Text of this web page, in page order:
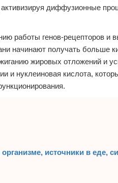
диффузионные
работы генов-рецепторов и
начинают получать
жировых отложений и
и нуклеиновая кислота,
источники в еде,